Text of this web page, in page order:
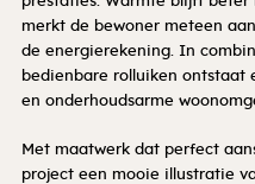
merkt de bewoner meteen
de energierekening. In
bedienbare rolluiken ontstaat
en onderhoudsarme
Met maatwerk dat perfect
project een mooie illustratie